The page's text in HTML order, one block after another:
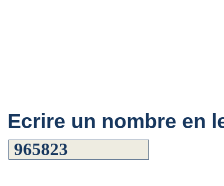
Ecrire un nombre en